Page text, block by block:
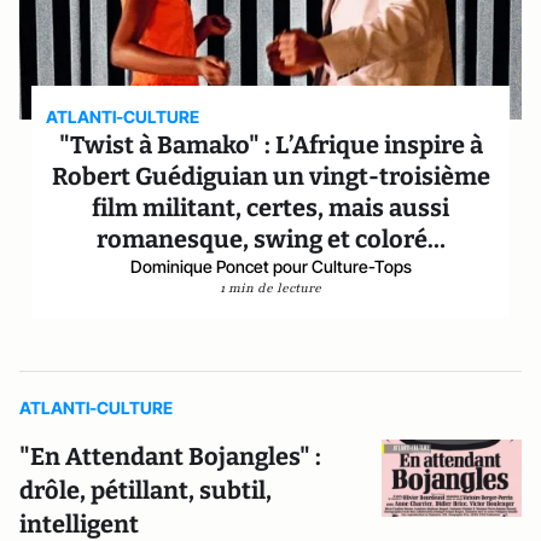
ATLANTI-CULTURE
"Twist à Bamako" : L’Afrique inspire à
Robert Guédiguian un vingt-troisième
film militant, certes, mais aussi
romanesque, swing et coloré…
Dominique Poncet pour Culture-Tops
1 min de lecture
ATLANTI-CULTURE
"En Attendant Bojangles" :
drôle, pétillant, subtil,
intelligent